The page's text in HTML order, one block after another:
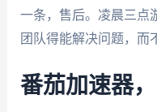
一条，售后。凌晨三点
团队得能解决问题，而
番茄加速器